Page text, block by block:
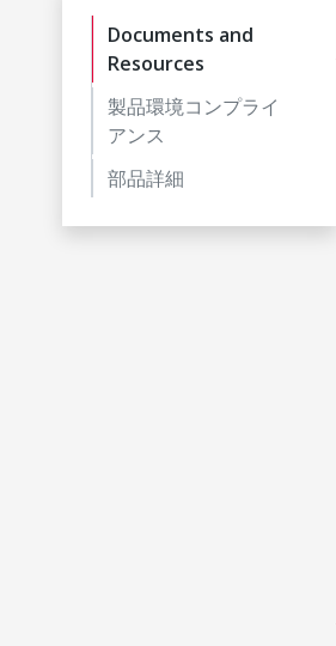
Documents and
Resources
製品環境コンプライ
アンス
部品詳細